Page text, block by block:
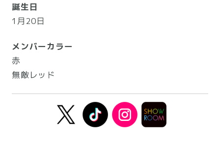
誕生日
1月20日
メンバーカラー
赤
無敵レッド